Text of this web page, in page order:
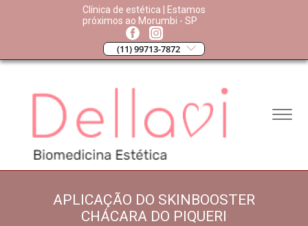
Clínica de estética | Estamos
próximos ao Morumbi - SP
(11) 99713-7872
APLICAÇÃO DO SKINBOOSTER
CHÁCARA DO PIQUERI